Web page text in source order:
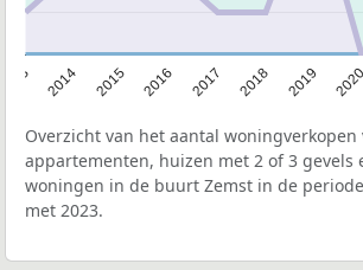
2014 2015 2016 2017 2018 2019 2020
Overzicht van het aantal woningverkopen
appartementen, huizen met 2 of 3 gevels
woningen in de buurt Zemst in de
met 2023.